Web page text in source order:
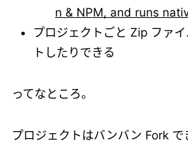
n & NPM, and runs
プロジェクトごと Zip ファ
トしたりできる
ってなところ。
プロジェクトはバンバン Fork で